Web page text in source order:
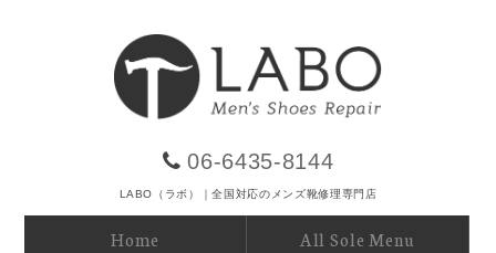
06-6435-8144
LABO（ラボ）｜全国対応のメンズ靴修理専門店
Home All Sole Menu